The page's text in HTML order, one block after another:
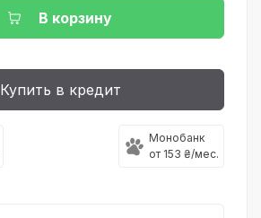
В корзину
Купить в кредит
Монобанк
от 153 ₴/мес.